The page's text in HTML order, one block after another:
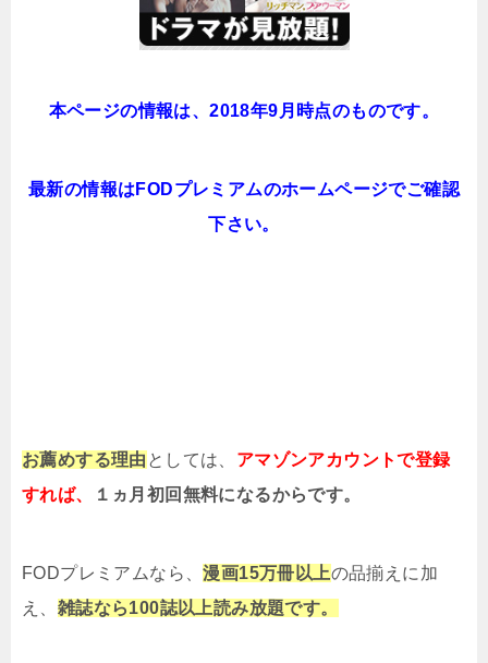
本ページの情報は、2018年9月時点のものです。
最新の情報はFODプレミアムのホームページでご確認
下さい。
お薦めする理由 としては、 アマゾンアカウントで登録
すれば、
１ヵ月初回無料になるからです。
FODプレミアムなら、漫画15万冊以上の品揃えに加
え、 雑誌なら100誌以上読み放題です。